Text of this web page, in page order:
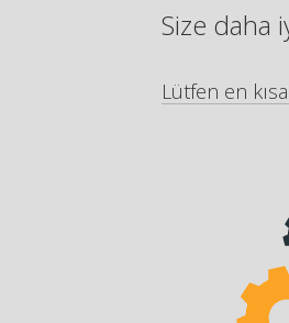
Size daha
Lütfen en